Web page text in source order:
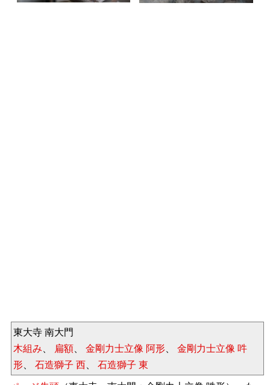
東大寺 南大門
木組み
扁額 金剛力士立像 阿形
金剛力士立像 吽
形
石造獅子 西 石造獅子 東